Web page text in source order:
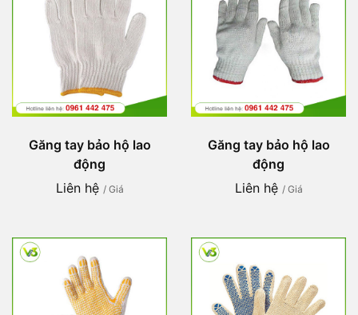
Găng tay bảo hộ lao
động
Liên hệ / Giá
Găng tay bảo hộ lao
động
Liên hệ / Giá